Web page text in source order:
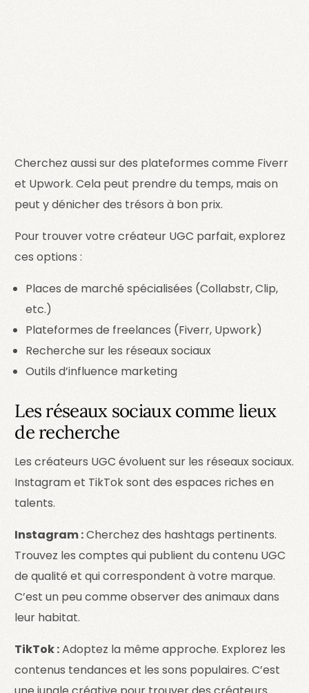
Cherchez aussi sur des plateformes comme Fiverr
et Upwork. Cela peut prendre du temps, mais on
peut y dénicher des trésors à bon prix.
Pour trouver votre créateur UGC parfait, explorez
ces options :
Places de marché spécialisées (Collabstr, Clip,
etc.)
Plateformes de freelances (Fiverr, Upwork)
Recherche sur les réseaux sociaux
Outils d’influence marketing
Les réseaux sociaux comme lieux
de recherche
Les créateurs UGC évoluent sur les réseaux sociaux.
Instagramet TikToksont des espaces riches en
talents.
Instagram :Cherchez des hashtags pertinents.
Trouvez les comptes qui publient du contenu UGC
de qualité et qui correspondent à votre marque.
C’est un peu comme observer des animaux dans
leur habitat.
TikTok :Adoptez la même approche. Explorez les
contenus tendances et les sons populaires. C’est